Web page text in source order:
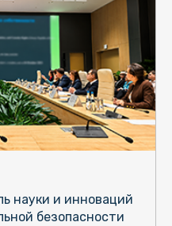
науки и инноваций
безопасности